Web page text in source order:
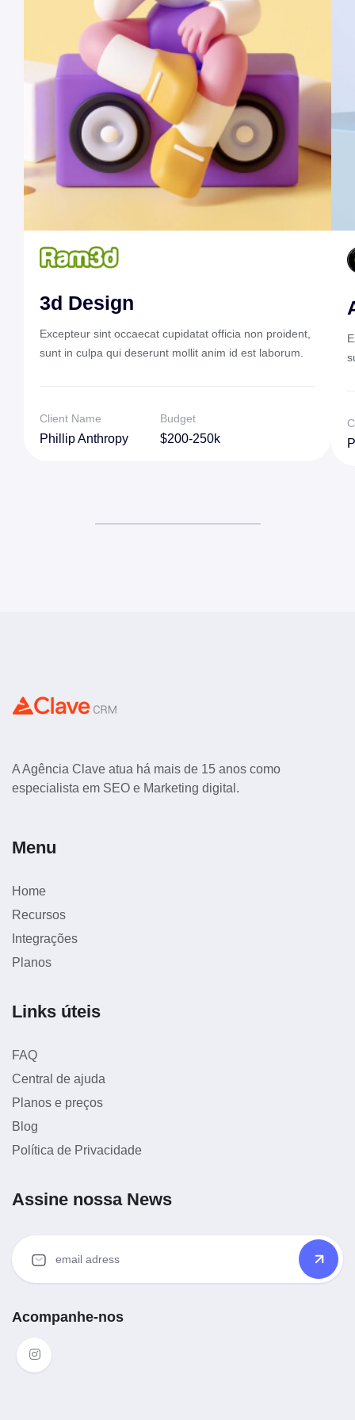
3d Design
Excepteur sint occaecat cupidatat officia non proident,
sunt in culpa qui deserunt mollit anim id est laborum.
Client Name
Phillip Anthropy
Budget
$200-250k
A Agência Clave atua há mais de 15 anos como
especialista em SEO e Marketing digital.
Menu
Home
Recursos
Integrações
Planos
Links úteis
FAQ
Central de ajuda
Planos e preços
Blog
Política de Privacidade
Assine nossa News
Acompanhe-nos